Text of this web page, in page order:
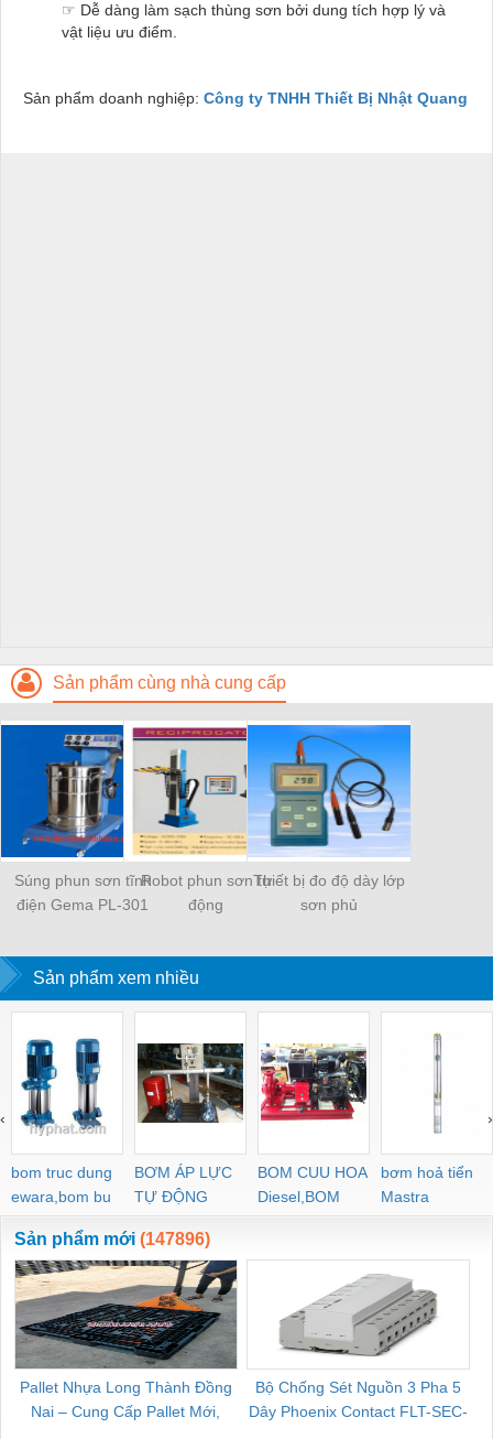
☞ Dễ dàng làm sạch thùng sơn bởi dung tích hợp lý và
vật liệu ưu điểm.
Sản phẩm doanh nghiệp: Công ty TNHH Thiết Bị Nhật Quang
Sản phẩm cùng nhà cung cấp
Súng phun sơn tĩnh
điện Gema PL-301
Robot phun sơn tự
động
Thiết bị đo độ dày lớp
sơn phủ
Sản phẩm xem nhiều
bom truc dung
ewara,bom bu
ewara
BƠM ÁP LỰC
TỰ ĐỘNG
BOM CUU HOA
Diesel,BOM
CHUA CHAY
bơm hoả tiển
Mastra
‹ ›
Sản phẩm mới (147896)
Pallet Nhựa Long Thành Đồng
Nai – Cung Cấp Pallet Mới,
Bộ Chống Sét Nguồn 3 Pha 5
Dây Phoenix Contact FLT-SEC-